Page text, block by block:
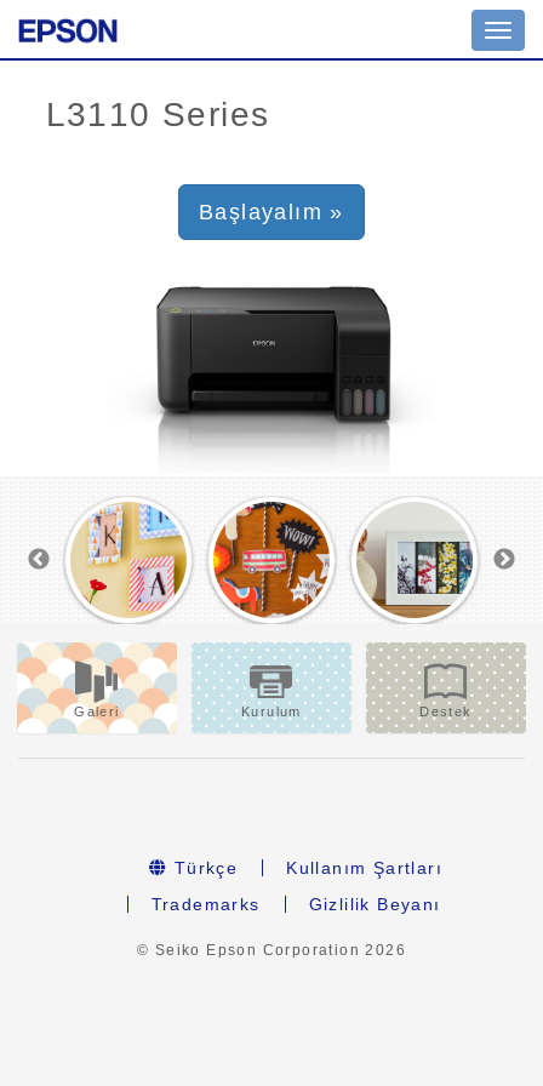
Başlayalım »
Galeri Kurulum Destek
Türkçe
Kullanım Şartları
Trademarks
Gizlilik Beyanı
© Seiko Epson Corporation2026